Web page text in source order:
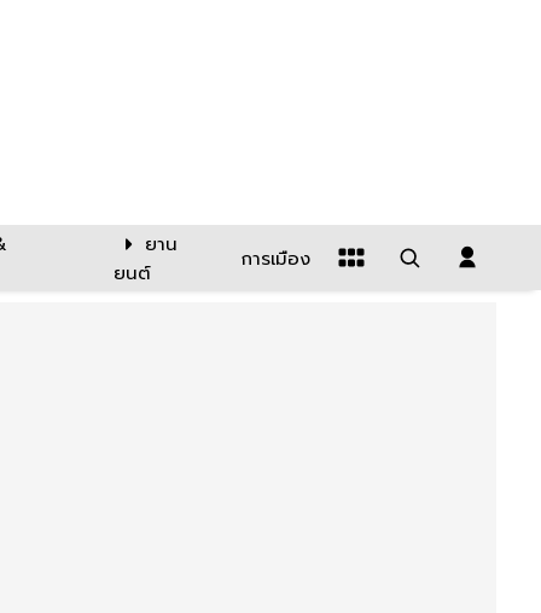
ยาน
ยนต์
การเมือง